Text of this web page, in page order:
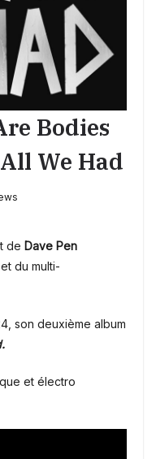
Bodies
We Had
de Dave Pen
du multi-
son deuxième album
et électro